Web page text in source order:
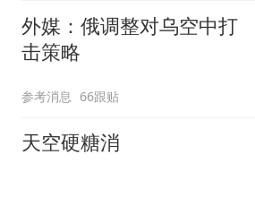
外媒：俄调整对乌空中打
击策略
参考消息 66跟贴
天空硬糖消